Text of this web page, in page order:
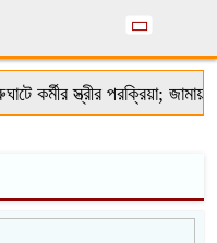
কর্মীর স্ত্রীর পরক্রিয়া;